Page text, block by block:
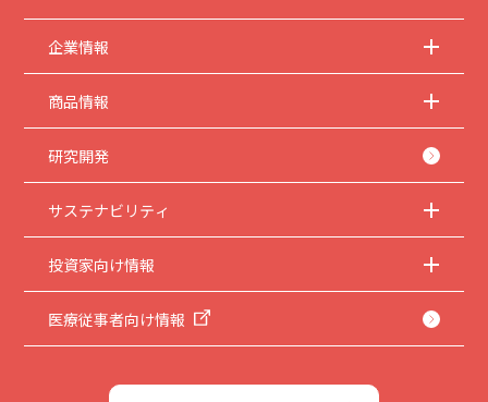
トラブル、ならびにその他の損害についても、当社は責任を負うものではありませ
本サイトのサービスの中止、変更など
本サイトのサービスは予告なく中止、または内容や条件を変更する場合がありま
す。あらかじめご了承ください。
取扱説明書は、商品をご購入いただいたお客様のための資料です。本サイトに公開
企業情報
商品情報
研究開発
サステナビリティ
投資家向け情報
医療従事者向け情報